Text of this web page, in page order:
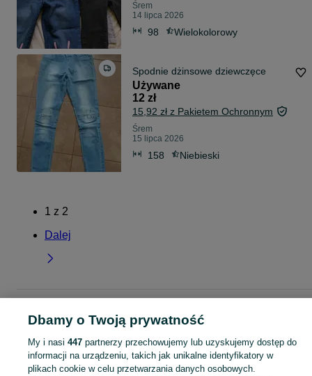
Śrem
14 lipca 2026
98 Wielokolorowy
Spodnie dżinsowe dziewczęce
Używane
12 zł
15,92 zł z Pakietem Ochronnym
Śrem
15 lipca 2026
158 Niebieski
1 z 2
Dalej
Jeansy
Jeansy - Wielkopolskie Jeansy - Śrem
KATEGORIA
Dbamy o Twoją prywatność
My i nasi 447partnerzy przechowujemy lub uzyskujemy dostęp do
informacji na urządzeniu, takich jak unikalne identyfikatory w
plikach cookie w celu przetwarzania danych osobowych.